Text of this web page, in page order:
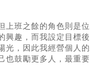
上班之餘的角色則是
趣，而我設定目標後
，因此我經營個人
也鼓勵更多人，最重